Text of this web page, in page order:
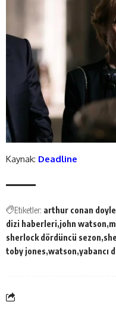
Kaynak: Deadline
Etiketler: arthur conan doyle
dizi haberleri john watson
sherlock dördüncü sezon
toby jones watson yabancı